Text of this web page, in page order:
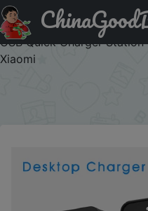
Промокод на знижку
Charger PD QC3.0 Dual
USB Quick Charger Station
Xiaomi